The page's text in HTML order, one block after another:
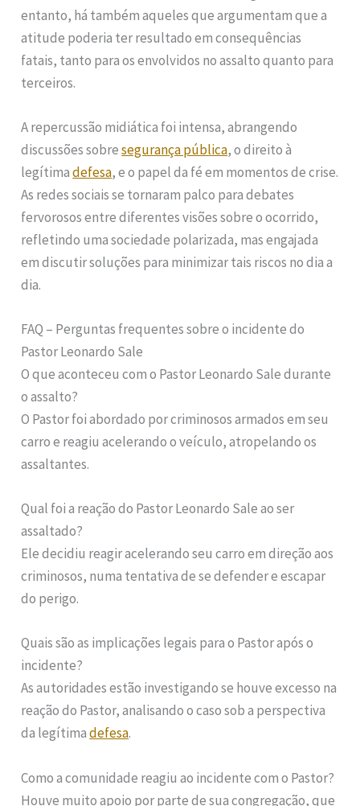
entanto, há também aqueles que argumentam que a
atitude poderia ter resultado em consequências
fatais, tanto para os envolvidos no assalto quanto para
terceiros.
A repercussão midiática foi intensa, abrangendo
discussões sobresegurança pública, o direito à
legítimadefesa, e o papel da fé em momentos de crise.
As redes sociais se tornaram palco para debates
fervorosos entre diferentes visões sobre o ocorrido,
refletindo uma sociedade polarizada, mas engajada
em discutir soluções para minimizar tais riscos no dia a
dia.
FAQ – Perguntas frequentes sobre o incidente do
Pastor Leonardo Sale
O que aconteceu com o Pastor Leonardo Sale durante
o assalto?
O Pastor foi abordado por criminosos armados em seu
carro e reagiu acelerando o veículo, atropelando os
assaltantes.
Qual foi a reação do Pastor Leonardo Sale ao ser
assaltado?
Ele decidiu reagir acelerando seu carro em direção aos
criminosos, numa tentativa de se defender e escapar
do perigo.
Quais são as implicações legais para o Pastor após o
incidente?
As autoridades estão investigando se houve excesso na
reação do Pastor, analisando o caso sob a perspectiva
da legítimadefesa.
Como a comunidade reagiu ao incidente com o Pastor?
Houve muito apoio por parte de sua congregação, que